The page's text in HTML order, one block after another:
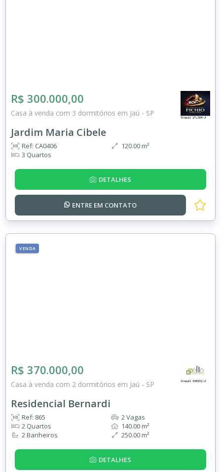
R$ 300.000,00
Casa à venda com 3 dormitórios em Jaú - SP
Jardim Maria Cibele
Ref: CA0406
3 Quartos
120.00 m²
DETALHES
ENTRE EM CONTATO
VENDA
R$ 370.000,00
Casa à venda com 2 dormitórios em Jaú - SP
Residencial Bernardi
Ref: 865
2 Quartos
2 Banheiros
2 Vagas
140.00 m²
250.00 m²
DETALHES